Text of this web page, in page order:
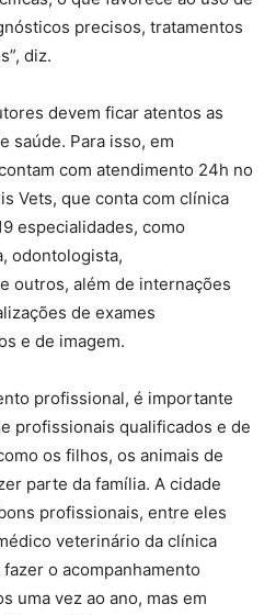
precisos, tratamentos
diz.
devem ficar atentos as
saúde. Para isso, em
com atendimento 24h no
Vets, que conta com clínica
especialidades, como
odontologista,
outros, além de internações
de exames
e de imagem.
profissional, é importante
profissionais qualificados e de
os filhos, os animais de
parte da família. A cidade
profissionais, entre eles
veterinário da clínica
o acompanhamento
uma vez ao ano, mas em